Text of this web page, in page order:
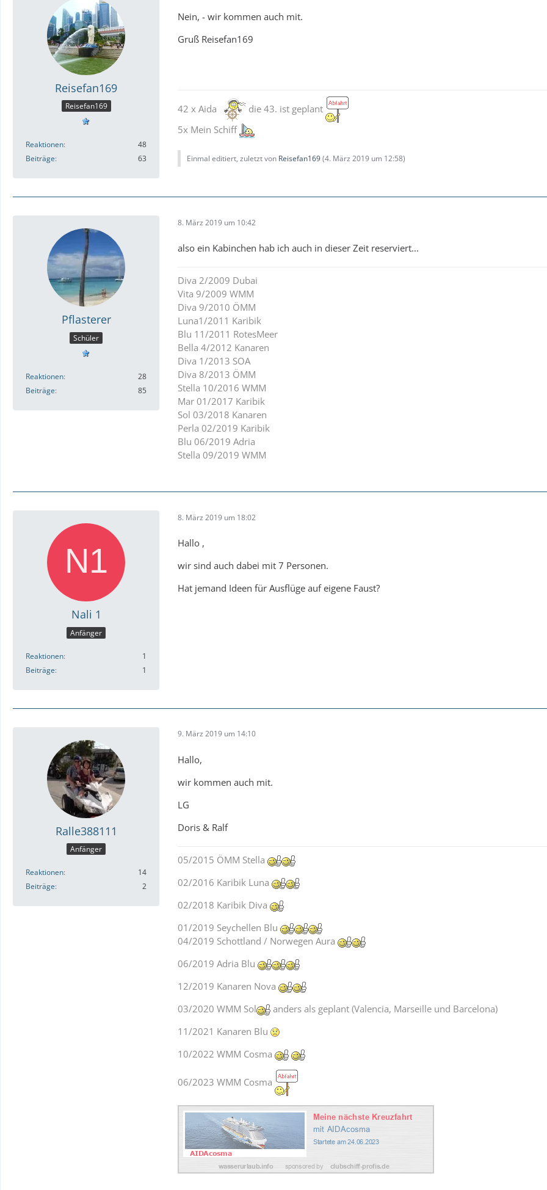
Reisefan169
Reisefan169
Reaktionen
48
Beiträge
63
Nein, - wir kommen auch mit.
Gruß Reisefan169
42 x Aida
die 43. ist geplant
5x Mein Schiff
Einmal editiert, zuletzt von Reisefan169(4. März 2019 um 12:58)
Pflasterer
Schüler
Reaktionen
28
Beiträge
85
8. März 2019 um 10:42
also ein Kabinchen hab ich auch in dieser Zeit reserviert...
Diva 2/2009 Dubai
Vita 9/2009 WMM
Diva 9/2010 ÖMM
Luna1/2011 Karibik
Blu 11/2011 RotesMeer
Bella 4/2012 Kanaren
Diva 1/2013 SOA
Diva 8/2013 ÖMM
Stella 10/2016 WMM
Mar 01/2017 Karibik
Sol 03/2018 Kanaren
Perla 02/2019 Karibik
Blu 06/2019 Adria
Stella 09/2019 WMM
Nali 1
Anfänger
Reaktionen
1
Beiträge
1
8. März 2019 um 18:02
Hallo ,
wir sind auch dabei mit 7 Personen.
Hat jemand Ideen für Ausflüge auf eigene Faust?
Ralle388111
Anfänger
Reaktionen
14
Beiträge
2
9. März 2019 um 14:10
Hallo,
wir kommen auch mit.
LG
Doris & Ralf
05/2015 ÖMM Stella
02/2016 Karibik Luna
02/2018 Karibik Diva
01/2019 Seychellen Blu
04/2019 Schottland / Norwegen Aura
06/2019 Adria Blu
12/2019 Kanaren Nova
03/2020 WMM Sol
anders als geplant (Valencia, Marseille und Barcelona)
11/2021 Kanaren Blu
10/2022 WMM Cosma
06/2023 WMM Cosma